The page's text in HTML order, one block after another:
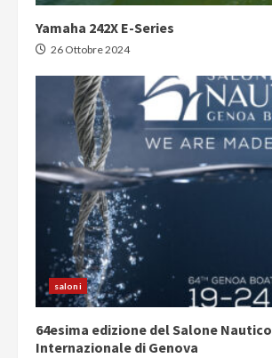
Yamaha 242X E-Series
26 Ottobre 2024
saloni
64esima edizione del Salone Nautico
Internazionale di Genova